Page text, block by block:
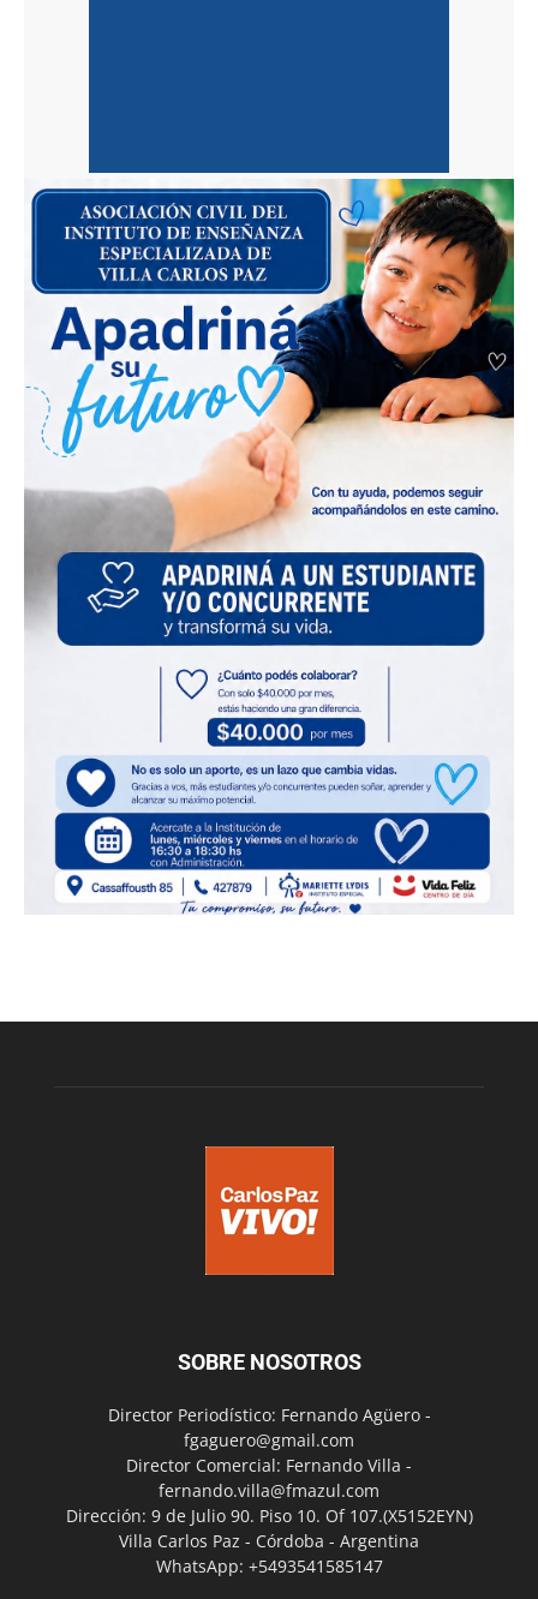
SOBRE NOSOTROS
Director Periodístico: Fernando Agüero -
fgaguero@gmail.com
Director Comercial: Fernando Villa -
fernando.villa@fmazul.com
Dirección: 9 de Julio 90. Piso 10. Of 107.(X5152EYN)
Villa Carlos Paz - Córdoba - Argentina
WhatsApp: +5493541585147